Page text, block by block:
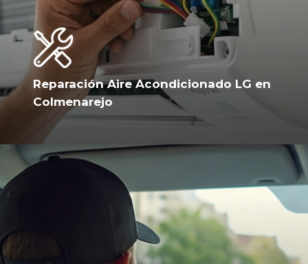
Reparación Aire Acondicionado LG en
Colmenarejo